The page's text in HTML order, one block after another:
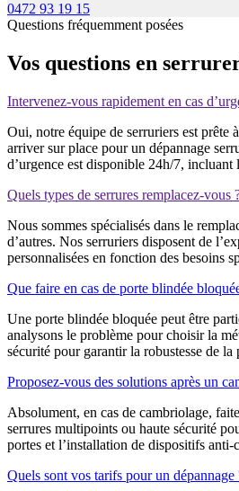
0472 93 19 15
Questions fréquemment posées
Vos questions en
Intervenez-vous rapidement en cas
Oui, notre équipe de serruriers est
arriver sur place pour un dépannage
d’urgence est disponible 24h/7,
Quels types de serrures remplacez-vous
Nous sommes spécialisés dans le
d’autres. Nos serruriers disposent de
personnalisées en fonction des besoins
Que faire en cas de porte blindée
Une porte blindée bloquée peut être
analysons le problème pour choisir la
sécurité pour garantir la robustesse de la
Proposez-vous des solutions après un
Absolument, en cas de cambriolage,
serrures multipoints ou haute sécurité
portes et l’installation de dispositifs
Quels sont vos tarifs pour un dépannage